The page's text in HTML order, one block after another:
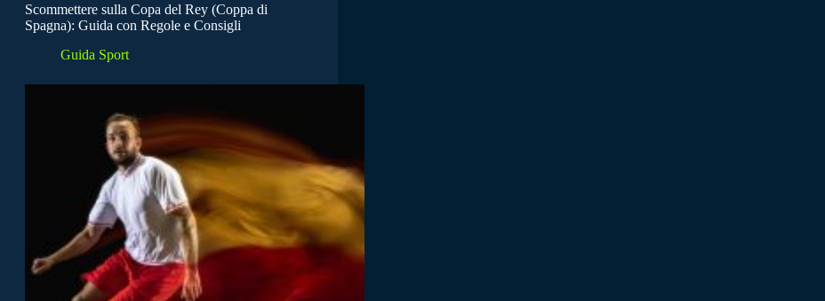
Scommettere sulla Copa del Rey (Coppa di
Spagna): Guida con Regole e Consigli
Guida Sport